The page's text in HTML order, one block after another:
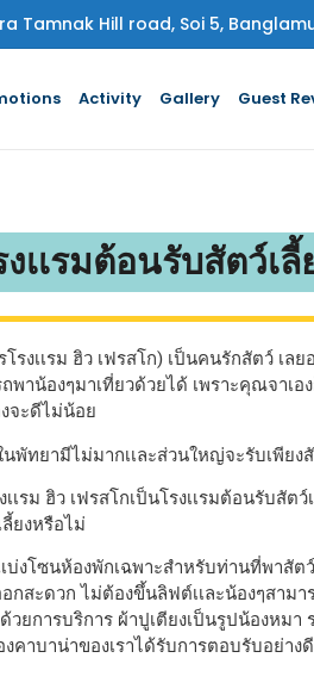
Tamnak Hill road, Soi 5,
Activity Gallery Guest
เเรมต้อนรับสัตว์เ
รงเเรม ฮิว เฟรสโก) เป็นคนรักสัตว์ เล
พาน้องๆมาเที่ยวด้วยได้ เพราะคุณจาเ
จะดีไม่น้อย
นพัทยามีไม่มากเเละส่วนใหญ่จะรับเพียง
เรม ฮิว เฟรสโกเป็นโรงเเรมต้อนรับสั
ยงหรือไม่
เบ่งโซนห้องพักเฉพาะสำหรับท่านที่พาสั
กสะดวก ไม่ต้องขึ้นลิฟต์เเละน้องๆสามา
ยการบริการ ผ้าปูเตียงเป็นรูปน้องหม
คาบาน่าของเราได้รับการตอบรับอย่าง